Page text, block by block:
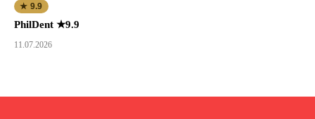
★ 9.9
PhilDent ★9.9
11.07.2026